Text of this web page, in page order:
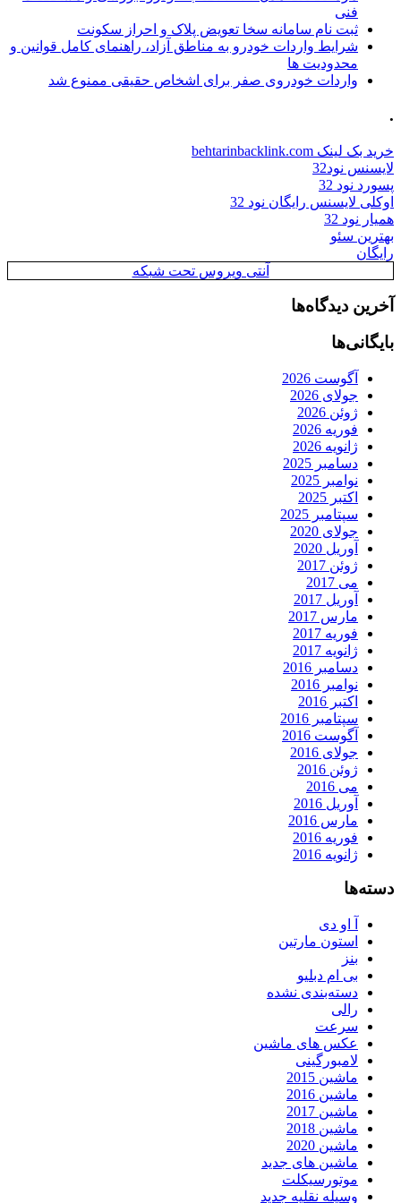
فنی
ثبت نام سامانه سخا تعویض پلاک و احراز سکونت
شرایط واردات خودرو به مناطق آزاد، راهنمای کامل قوانین و
محدودیت ها
واردات خودروی صفر برای اشخاص حقیقی ممنوع شد
.
خرید بک لینک behtarinbacklink.com
لایسنس نود32
پسورد نود 32
اوکلی لایسنس رایگان نود 32
همیار نود 32
بهترین سئو
رایگان
آنتی ویروس تحت شبکه
آخرین دیدگاه‌ها
بایگانی‌ها
آگوست 2026
جولای 2026
ژوئن 2026
فوریه 2026
ژانویه 2026
دسامبر 2025
نوامبر 2025
اکتبر 2025
سپتامبر 2025
جولای 2020
آوریل 2020
ژوئن 2017
می 2017
آوریل 2017
مارس 2017
فوریه 2017
ژانویه 2017
دسامبر 2016
نوامبر 2016
اکتبر 2016
سپتامبر 2016
آگوست 2016
جولای 2016
ژوئن 2016
می 2016
آوریل 2016
مارس 2016
فوریه 2016
ژانویه 2016
دسته‌ها
آ او دی
استون مارتین
بنز
بی ام دبلیو
دسته‌بندی نشده
رالی
سرعت
عکس های ماشین
لامبورگینی
ماشین 2015
ماشین 2016
ماشین 2017
ماشین 2018
ماشین 2020
ماشین های جدید
موتورسیکلت
وسیله نقلیه جدید